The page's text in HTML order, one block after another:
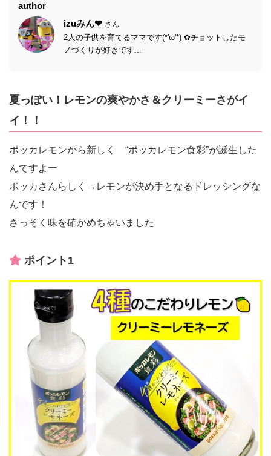
author
izuみん❤ さん
2人の子供を育てるママです(*'ω'*) ✿チョットしたモ
ノづくりが好きです...
夏っぽい！レモンの爽やかさ＆クリーミーさがイ
イ！！
ポッカレモンから新しく “ポッカレモン食彩”が誕生した
んですよー
ポッカさんらしく→レモンが決め手となるドレッシングな
んです！
さっそく味を確かめちゃいました
ポイント1